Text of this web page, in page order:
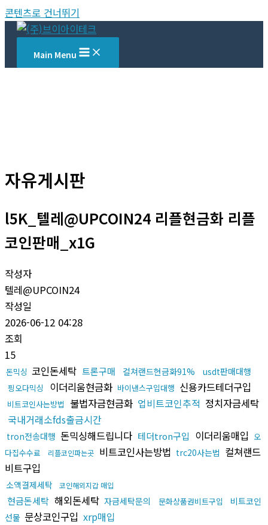
콘텐츠로 건너뛰기
Main Menu
자유게시판
l5K_텔레@UPCOIN24 리플현금화 리플
코인판매_x1G
작성자
텔레@UPCOIN24
작성일
2026-06-12 04:28
조회
15
돈믹싱 코인돈세탁 트론구매 컬쳐랜드현금화91% usdt판매대행
핑오다믹싱 이더리움현금화 바이낸스구입대행 신용카드테더구입
비트코인사는방법 불법자금현금화 업비트코인추적 정치자금세탁
국내거래소fds출금시간
tron전송대행 돈믹싱해드립니다 테더tron구입 이더리움매입 오
다집수수료
리플코인파는곳 비트코인사는방법 trc20사는법 컬쳐랜드
비트구입
소액결제세탁 코인해외지갑 매입
현금돈세탁 해외돈세탁 자금세탁문의 문화상품권비트구입
비트코인
선물 문상코인구입 xrp매입